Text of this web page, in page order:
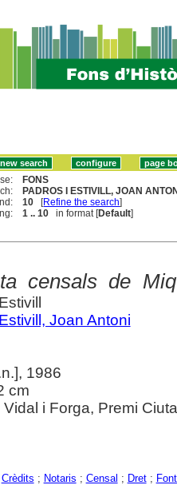
FONS
PADROS I ESTIVILL, JOAN
10 [Refine the search]
1 .. 10 in format [Default]
censals de
Joan Antoni
1986
cm
Vidal i Forga, Premi
Crèdits ; Notaris ; Censal ; Dret;